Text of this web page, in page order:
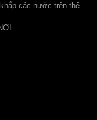
các nước trên thế